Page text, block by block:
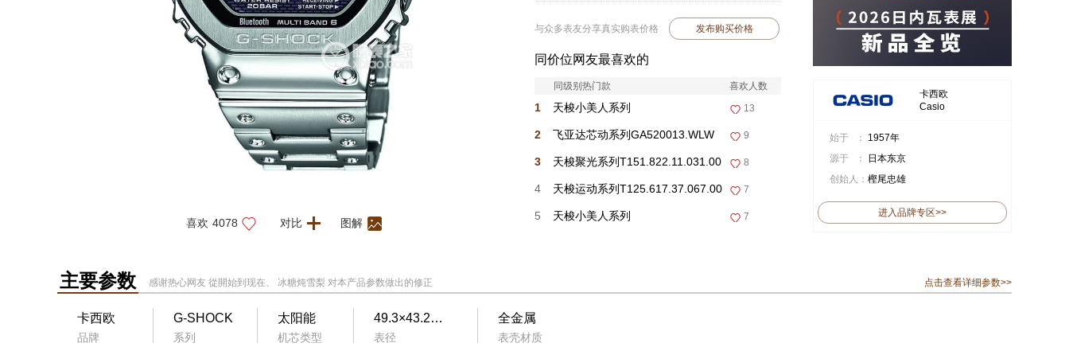
喜欢 4078 对比 图解
与众多表友分享真实购表价格 发布购买价格
同价位网友最喜欢的
同级别热门款 喜欢人数
1 天梭小美人系列
T160.110.36.113.00
13
2 飞亚达芯动系列GA520013.WLW 9
3 天梭聚光系列T151.822.11.031.00 8
4 天梭运动系列T125.617.37.067.00 7
5 天梭小美人系列 7
卡西欧
Casio
始于 ：
1957年
源于 ：
日本东京
创始人： 樫尾忠雄
进入品牌专区>>
主要参数 感谢热心网友 從開始到现在、 冰糖炖雪梨 对本产品参数做出的修正 点击查看详细参数>>
卡西欧
品牌
G-SHOCK
系列
太阳能
机芯类型
49.3×43.2毫米
表径
全金属
表壳材质